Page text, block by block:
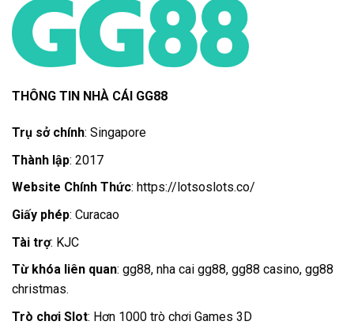
THÔNG TIN NHÀ CÁI GG88
Trụ sở chính: Singapore
Thành lập: 2017
Website Chính Thức: https://lotsoslots.co/
Giấy phép: Curacao
Tài trợ: KJC
Từ khóa liên quan: gg88, nha cai gg88, gg88 casino, gg88
christmas.
Trò chơi Slot: Hơn 1000 trò chơi Games 3D